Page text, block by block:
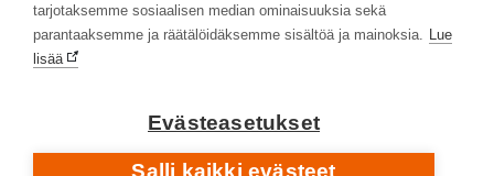
tarjotaksemme sosiaalisen median ominaisuuksia sekä
parantaaksemme ja räätälöidäksemme sisältöä ja mainoksia. Lue
lisää
Evästeasetukset
Salli kaikki evästeet